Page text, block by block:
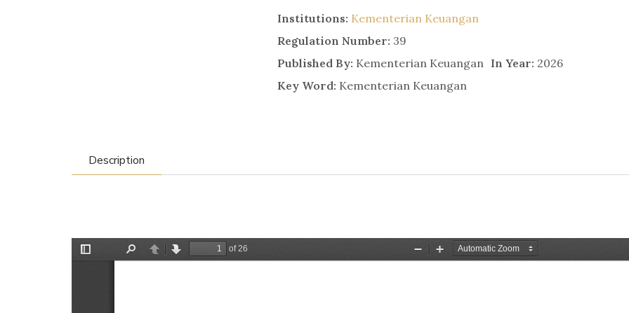
Institutions: Kementerian Keuangan
Regulation Number: 39
Published By: Kementerian Keuangan In Year: 2026
Key Word: Kementerian Keuangan
Description